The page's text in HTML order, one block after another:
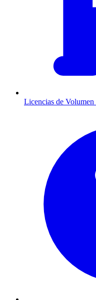
Licencias de Volumen